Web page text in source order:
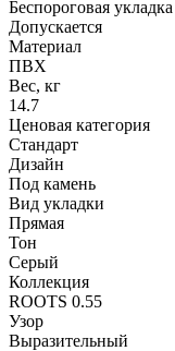
Беспороговая укладка
Допускается
Материал
ПВХ
Вес, кг
14.7
Ценовая категория
Стандарт
Дизайн
Под камень
Вид укладки
Прямая
Тон
Серый
Коллекция
ROOTS 0.55
Узор
Выразительный